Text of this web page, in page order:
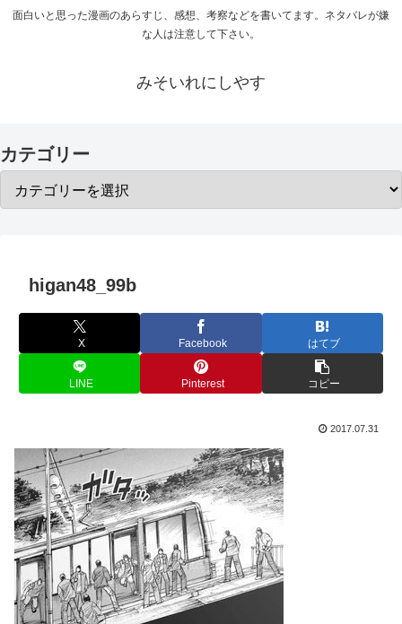
面白いと思った漫画のあらすじ、感想、考察などを書いてます。ネタバレが嫌
な人は注意して下さい。
みそいれにしやす
カテゴリー
higan48_99b
X Facebook はてブ
LINE Pinterest コピー
2017.07.31